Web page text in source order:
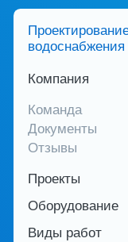
Компания
Команда
Документы
Отзывы
Проекты
Оборудование
Виды работ